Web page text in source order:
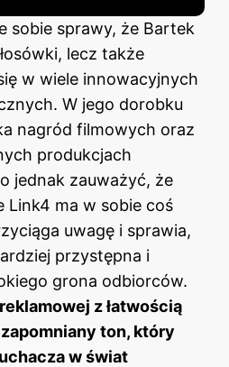
sobie sprawy, że Bartek
lecz także
w wiele innowacyjnych
W jego dorobku
nagród filmowych oraz
produkcjach
jednak zauważyć, że
Link4 ma w sobie coś
uwagę i sprawia,
przystępna i
grona odbiorców.
z łatwością
ton, który
w świat